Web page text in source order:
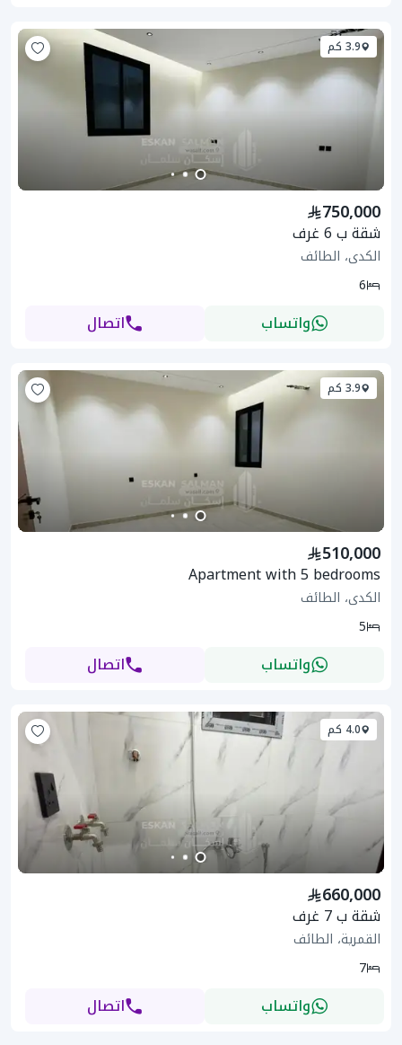
3.9 كم
750,000
شقة ب 6 غرف
الكدى، الطائف
6
واتساب اتصال
3.9 كم
510,000
Apartment with 5 bedrooms
الكدى، الطائف
5
واتساب اتصال
4.0 كم
660,000
شقة ب 7 غرف
القمرية، الطائف
7
واتساب اتصال